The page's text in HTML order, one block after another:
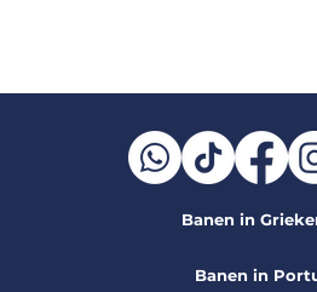
Banen in
Banen in